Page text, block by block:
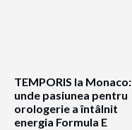
TEMPORIS la Monaco:
unde pasiunea pentru
orologerie a întâlnit
energia Formula E